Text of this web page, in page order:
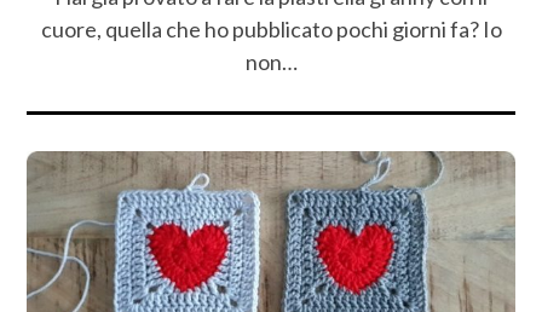
cuore, quella che ho pubblicato pochi giorni fa? Io
non…